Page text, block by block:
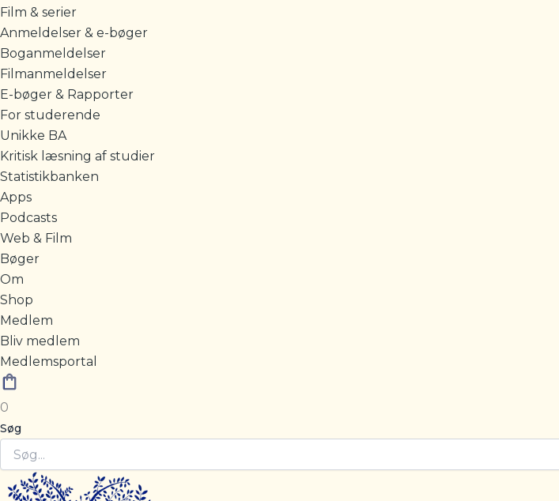
Film & serier
Anmeldelser & e-bøger
Boganmeldelser
Filmanmeldelser
E-bøger & Rapporter
For studerende
Unikke BA
Kritisk læsning af studier
Statistikbanken
Apps
Podcasts
Web & Film
Bøger
Om
Shop
Medlem
Bliv medlem
Medlemsportal
0
Søg